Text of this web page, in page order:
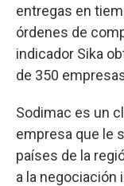
entregas en
órdenes de
indicador Sika
de 350
Sodimac es un
empresa que le
países de la
a la negociación